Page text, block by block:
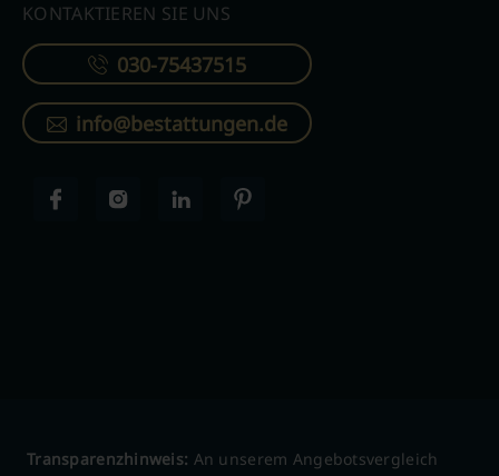
KONTAKTIEREN SIE UNS
030-75437515
info@bestattungen.de
Transparenzhinweis: An unserem Angebotsvergleich